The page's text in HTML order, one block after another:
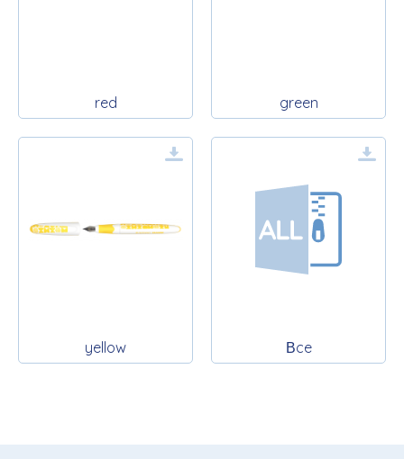
red green
yellow Вce